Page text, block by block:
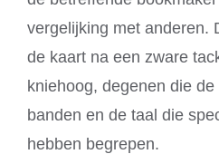
vergelijking met anderen.
de kaart na een zware
kniehoog, degenen die
banden en de taal die
hebben begrepen.